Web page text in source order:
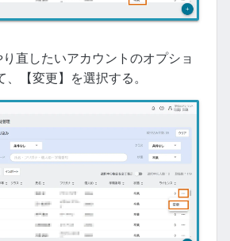
直したいアカウントのオプショ
、【変更】を選択する。